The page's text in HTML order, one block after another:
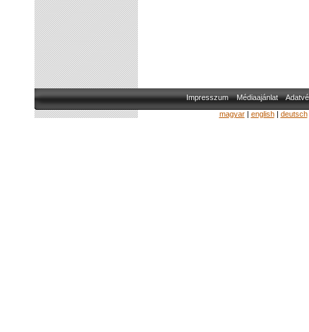
Impresszum Médiaajánlat
magyar| english| deutsch